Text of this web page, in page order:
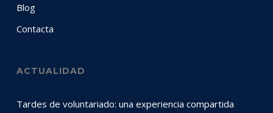
Blog
Contacta
ACTUALIDAD
Tardes de voluntariado: una experiencia compartida